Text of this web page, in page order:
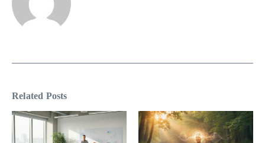
Related Posts